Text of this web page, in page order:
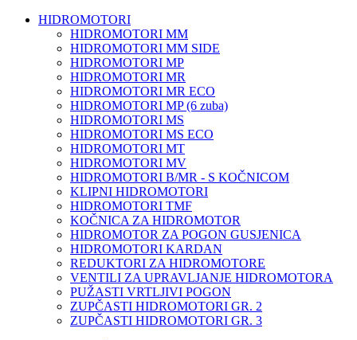
HIDROMOTORI
HIDROMOTORI MM
HIDROMOTORI MM SIDE
HIDROMOTORI MP
HIDROMOTORI MR
HIDROMOTORI MR ECO
HIDROMOTORI MP (6 zuba)
HIDROMOTORI MS
HIDROMOTORI MS ECO
HIDROMOTORI MT
HIDROMOTORI MV
HIDROMOTORI B/MR - S KOČNICOM
KLIPNI HIDROMOTORI
HIDROMOTORI TMF
KOČNICA ZA HIDROMOTOR
HIDROMOTOR ZA POGON GUSJENICA
HIDROMOTORI KARDAN
REDUKTORI ZA HIDROMOTORE
VENTILI ZA UPRAVLJANJE HIDROMOTORA
PUŽASTI VRTLJIVI POGON
ZUPČASTI HIDROMOTORI GR. 2
ZUPČASTI HIDROMOTORI GR. 3